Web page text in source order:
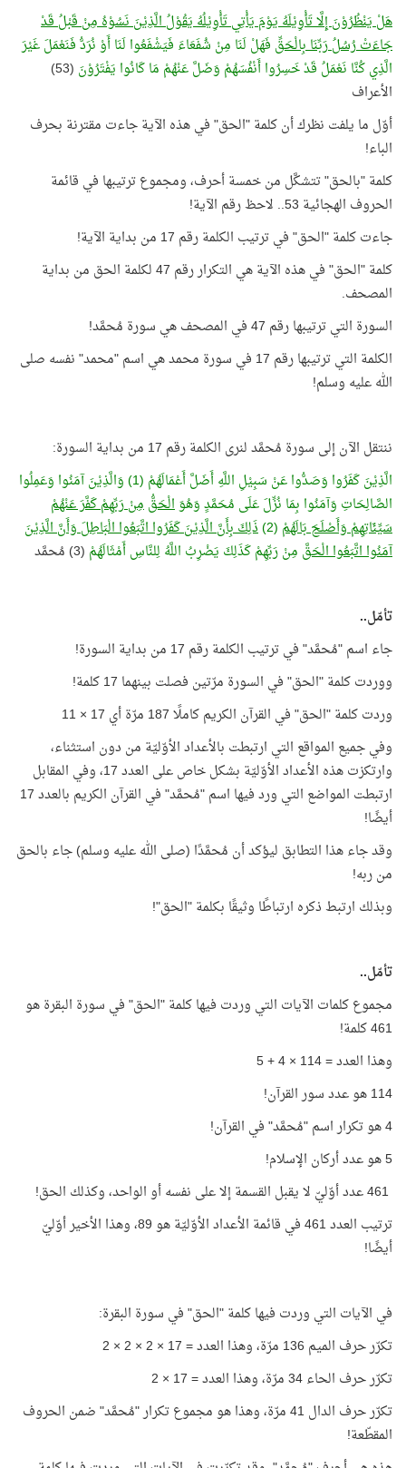
هَلْ يَنْظُرُوْنَ إِلَّا تَأْوِيْلَهُ يَوْمَ يَأْتِي تَأْوِيْلُهُ يَقُوْلُ الَّذِيْنَ نَسُوْهُ مِنْ قَبْلُ قَدْ
جَاءَتْ رُسُلُ رَبِّنَا بِالْحَقِّ فَهَلْ لَنَا مِنْ شُفَعَاءَ فَيَشْفَعُوا لَنَا أَوْ نُرَدُّ فَنَعْمَلَ غَيْرَ
الَّذِي كُنَّا نَعْمَلُ قَدْ خَسِرُوا أَنْفُسَهُمْ وَضَلَّ عَنْهُمْ مَا كَانُوا يَفْتَرُوْنَ
(53)
الأعراف
أوّل ما يلفت نظرك أن كلمة "الحق" في هذه الآية جاءت مقترنة بحرف
الباء!
كلمة "بالحق" تتشكَّل من خمسة أحرف، ومجموع ترتيبها في قائمة
الحروف الهجائية 53.. لاحظ رقم الآية!
جاءت كلمة "الحق" في ترتيب الكلمة رقم 17 من بداية الآية!
كلمة "الحق" في هذه الآية هي التكرار رقم 47 لكلمة الحق من بداية
المصحف.
السورة التي ترتيبها رقم 47 في المصحف هي سورة مُحمَّد!
الكلمة التي ترتيبها رقم 17 في سورة محمد هي اسم "محمد" نفسه صلى
الله عليه وسلم!
ننتقل الآن إلى سورة مُحمَّد لنرى الكلمة رقم 17 من بداية السورة:
الَّذِيْنَ كَفَرُوا وَصَدُّوا عَنْ سَبِيْلِ اللَّهِ أَضَلَّ أَعْمَالَهُمْ (1) وَالَّذِيْنَ آمَنُوا وَعَمِلُوا
الصَّالِحَاتِ وَآمَنُوا بِمَا نُزِّلَ عَلَى مُحَمَّدٍ وَهُوَالْحَقُّمِنْ رَبِّهِمْ كَفَّرَ عَنْهُمْ
سَيِّئَاتِهِمْ وَأَصْلَحَ بَالَهُمْ (2)
ذَلِكَ بِأَنَّ الَّذِيْنَ كَفَرُوا اتَّبَعُوا الْبَاطِلَ وَأَنَّ الَّذِيْنَ
آمَنُوا اتَّبَعُوا الْحَقَّ مِنْ رَبِّهِمْ كَذَلِكَ يَضْرِبُ اللَّهُ لِلنَّاسِ أَمْثَالَهُمْ (3) مُحمَّد
تأمّل..
جاء اسم "مُحمَّد" في ترتيب الكلمة رقم 17 من بداية السورة!
ووردت كلمة "الحق" في السورة مرّتين فصلت بينهما 17 كلمة!
وردت كلمة "الحق" في القرآن الكريم كاملًا 187 مرّة أي 17 × 11
وفي جميع المواقع التي ارتبطت بالأعداد الأوّليّة من دون استثناء،
وارتكزت هذه الأعداد الأوّليّة بشكل خاص على العدد 17، وفي المقابل
ارتبطت المواضع التي ورد فيها اسم "مُحمَّد" في القرآن الكريم بالعدد 17
أيضًا!
وقد جاء هذا التطابق ليؤكد أن مُحمَّدًا (صلى الله عليه وسلم) جاء بالحق
من ربه!
وبذلك ارتبط ذكره ارتباطًا وثيقًا بكلمة "الحق"!
تأمّل..
مجموع كلمات الآيات التي وردت فيها كلمة "الحق" في سورة البقرة هو
461 كلمة!
وهذا العدد = 114 × 4 + 5
114 هو عدد سور القرآن!
4 هو تكرار اسم "مُحمَّد" في القرآن!
5 هو عدد أركان الإسلام!
ترتيب العدد 461 في قائمة الأعداد الأوّليّة هو 89، وهذا الأخير أوّليّ
أيضًا!
في الآيات التي وردت فيها كلمة "الحق" في سورة البقرة:
تكرّر حرف الميم 136 مرّة، وهذا العدد = 17 × 2 × 2 × 2
تكرّر حرف الحاء 34 مرّة، وهذا العدد = 17 × 2
تكرّر حرف الدال 41 مرّة، وهذا هو مجموع تكرار "مُحمَّد" ضمن الحروف
المقطّعة!